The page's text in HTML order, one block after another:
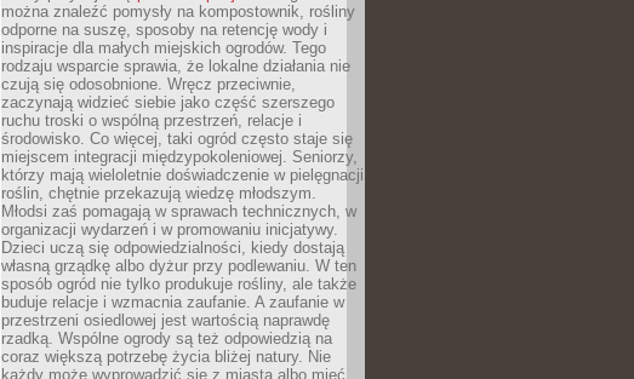
można znaleźć pomysły na kompostownik, rośliny
odporne na suszę, sposoby na retencję wody i
inspiracje dla małych miejskich ogrodów. Tego
rodzaju wsparcie sprawia, że lokalne działania nie
czują się odosobnione. Wręcz przeciwnie,
zaczynają widzieć siebie jako część szerszego
ruchu troski o wspólną przestrzeń, relacje i
środowisko. Co więcej, taki ogród często staje się
miejscem integracji międzypokoleniowej. Seniorzy,
którzy mają wieloletnie doświadczenie w pielęgnacji
roślin, chętnie przekazują wiedzę młodszym.
Młodsi zaś pomagają w sprawach technicznych, w
organizacji wydarzeń i w promowaniu inicjatywy.
Dzieci uczą się odpowiedzialności, kiedy dostają
własną grządkę albo dyżur przy podlewaniu. W ten
sposób ogród nie tylko produkuje rośliny, ale także
buduje relacje i wzmacnia zaufanie. A zaufanie w
przestrzeni osiedlowej jest wartością naprawdę
rzadką. Wspólne ogrody są też odpowiedzią na
coraz większą potrzebę życia bliżej natury. Nie
każdy może wyprowadzić się z miasta albo mieć